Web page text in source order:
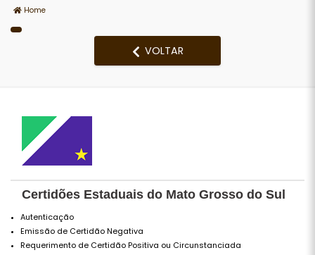
Home
VOLTAR
Certidões Estaduais do Mato Grosso do Sul
Autenticação
Emissão de Certidão Negativa
Requerimento de Certidão Positiva ou Circunstanciada